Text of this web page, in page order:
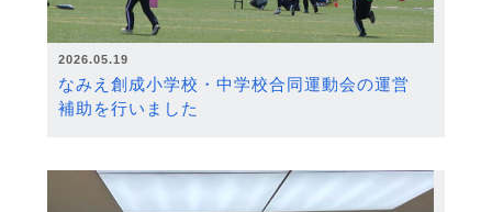
2026.05.19
なみえ創成小学校・中学校合同運動会の運営
補助を行いました